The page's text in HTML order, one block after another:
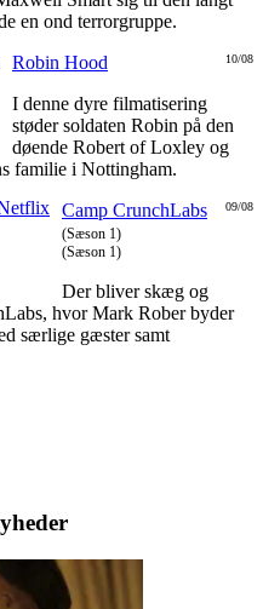
en ond terrorgruppe.
10/08
Robin Hood
I denne dyre filmatisering
støder soldaten Robin på den
døende Robert of Loxley og
familie i Nottingham.
09/08
Camp CrunchLabs
(Sæson 1)
(Sæson 1)
Der bliver skæg og
hvor Mark Rober byder
særlige gæster samt